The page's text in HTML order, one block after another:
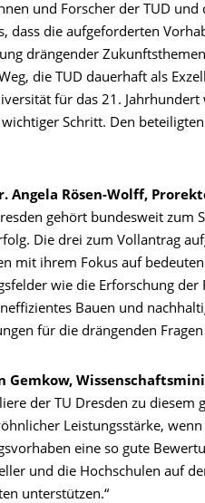
und Forscher der TUD und
dass die aufgeforderten
drängender
die TUD dauerhaft als
für das 21.
Schritt. Den
Angela Rösen-Wolff,
gehört bundesweit zum
Die drei zum Vollantrag
mit ihrem Fokus auf
wie die Erforschung
Bauen und
für die drängenden
Gemkow,
der TU Dresden zu diesem
Leistungsstärke,
eine so gute
und die Hochschulen auf
unterstützen.“